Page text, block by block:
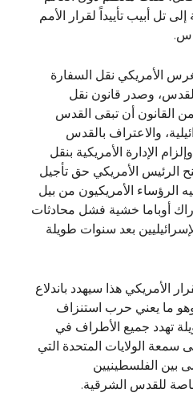
تل أبيب تأييداً لقرار الأمم
الكونغرس الأمريكي نقل السفارة
وصدر قانون نقل
وقد تضمن القانون أن تبقى القدس
والاعتراف بالقدس
الإدارة الأمريكية بنقل
الرئيس الأمريكي حق تأجيل
الرؤساء الأمريكيون من بيل
أوباما خشية فشل محادثات
بعد سنوات طويلة
الأمريكي هذا سيهدد باندلاع
ما يعني حرب استنزاف
تهدد جميع الأطراف في
الولايات المتحدة التي
بين الفلسطينيين
خاصة للقدس الشرقية.